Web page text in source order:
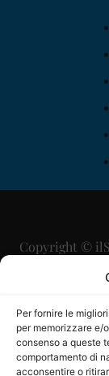
Per fornire le
per memorizzare e/
consenso a queste
comportamento di
acconsentire o
Copyright ©